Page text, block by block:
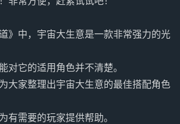
》中，宇宙大生意是一款非常强力的光
对它的适用角色并不清楚。
大家整理出宇宙大生意的最佳搭配角色
有需要的玩家提供帮助。